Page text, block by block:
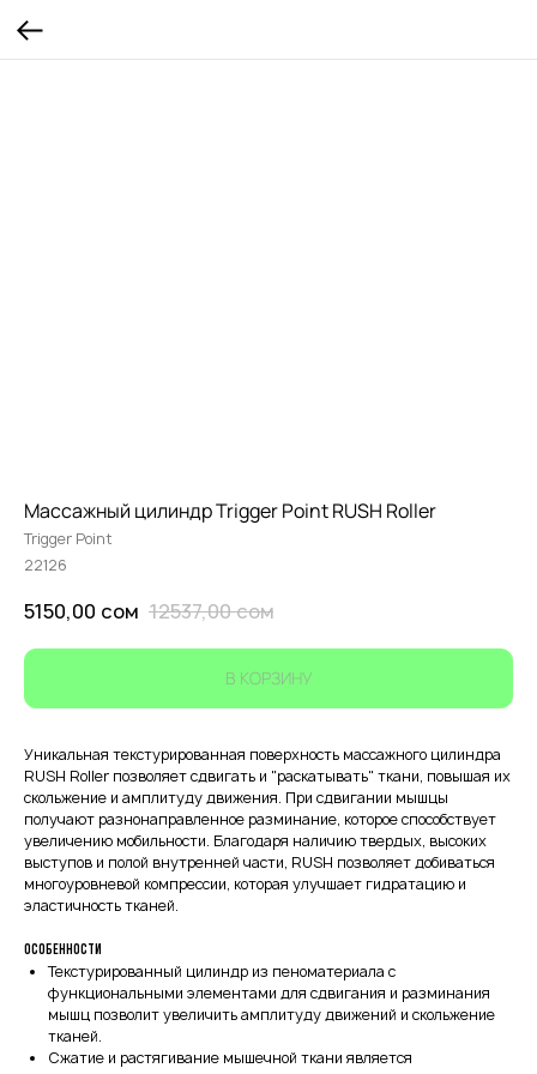
Массажный цилиндр Trigger Point RUSH Roller
Trigger Point
22126
5150,00 сом 12537,00сом
В КОРЗИНУ
Уникальная текстурированная поверхность массажного цилиндра
RUSH Roller позволяет сдвигать и "раскатывать" ткани, повышая их
скольжение и амплитуду движения. При сдвигании мышцы
получают разнонаправленное разминание, которое способствует
увеличению мобильности. Благодаря наличию твердых, высоких
выступов и полой внутренней части, RUSH позволяет добиваться
многоуровневой компрессии, которая улучшает гидратацию и
эластичность тканей.
Особенности
Текстурированный цилиндр из пеноматериала с
функциональными элементами для сдвигания и разминания
мышц позволит увеличить амплитуду движений и скольжение
тканей.
Сжатие и растягивание мышечной ткани является